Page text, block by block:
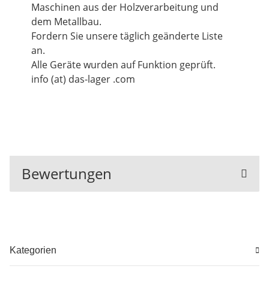
Maschinen aus der Holzverarbeitung und
dem Metallbau.
Fordern Sie unsere täglich geänderte Liste
an.
Alle Geräte wurden auf Funktion geprüft.
info (at) das-lager .com
Bewertungen
Kategorien